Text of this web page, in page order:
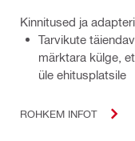
Kinnitused ja
Tarvikute
märktara külge,
üle ehitusplatsile
ROHKEM INFOT